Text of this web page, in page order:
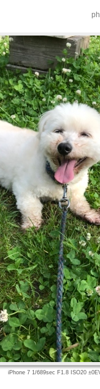
iPhone 7 1/689sec F1.8 ISO20